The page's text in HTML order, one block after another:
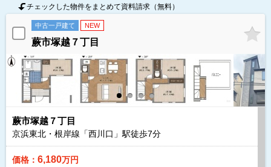
チェックした物件をまとめて資料請求（無料）
中古一戸建て NEW
蕨市塚越７丁目
蕨市塚越７丁目
京浜東北・根岸線「西川口」駅徒歩7分
価格： 6,180万円